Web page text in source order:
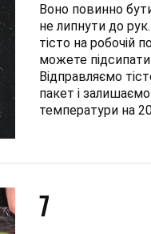
Воно повинно
не липнути до
тісто на робочій
можете
Відправляємо
пакет і
температури на
7